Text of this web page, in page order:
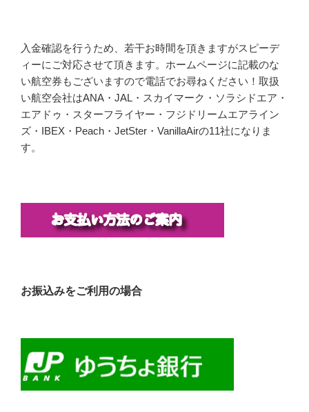
入金確認を行うため、若干お時間を頂きますがスピーデ
ィーにご対応させて頂きます。ホームページに記載のな
い航空券もございますので電話でお尋ねください！取扱
い航空会社はANA・JAL・スカイマーク・ソラシドエア・
エアドゥ・スターフライヤー・フジドリームエアライン
ズ・IBEX・Peach・JetSter・VanillaAirの11社になりま
す。
お振込みをご利用の場合